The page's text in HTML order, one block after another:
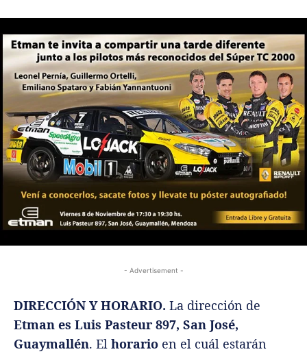
- Advertisement -
DIRECCIÓN Y HORARIO. La dirección de
Etman es Luis Pasteur 897, San José,
Guaymallén. El horario en el cuál estarán